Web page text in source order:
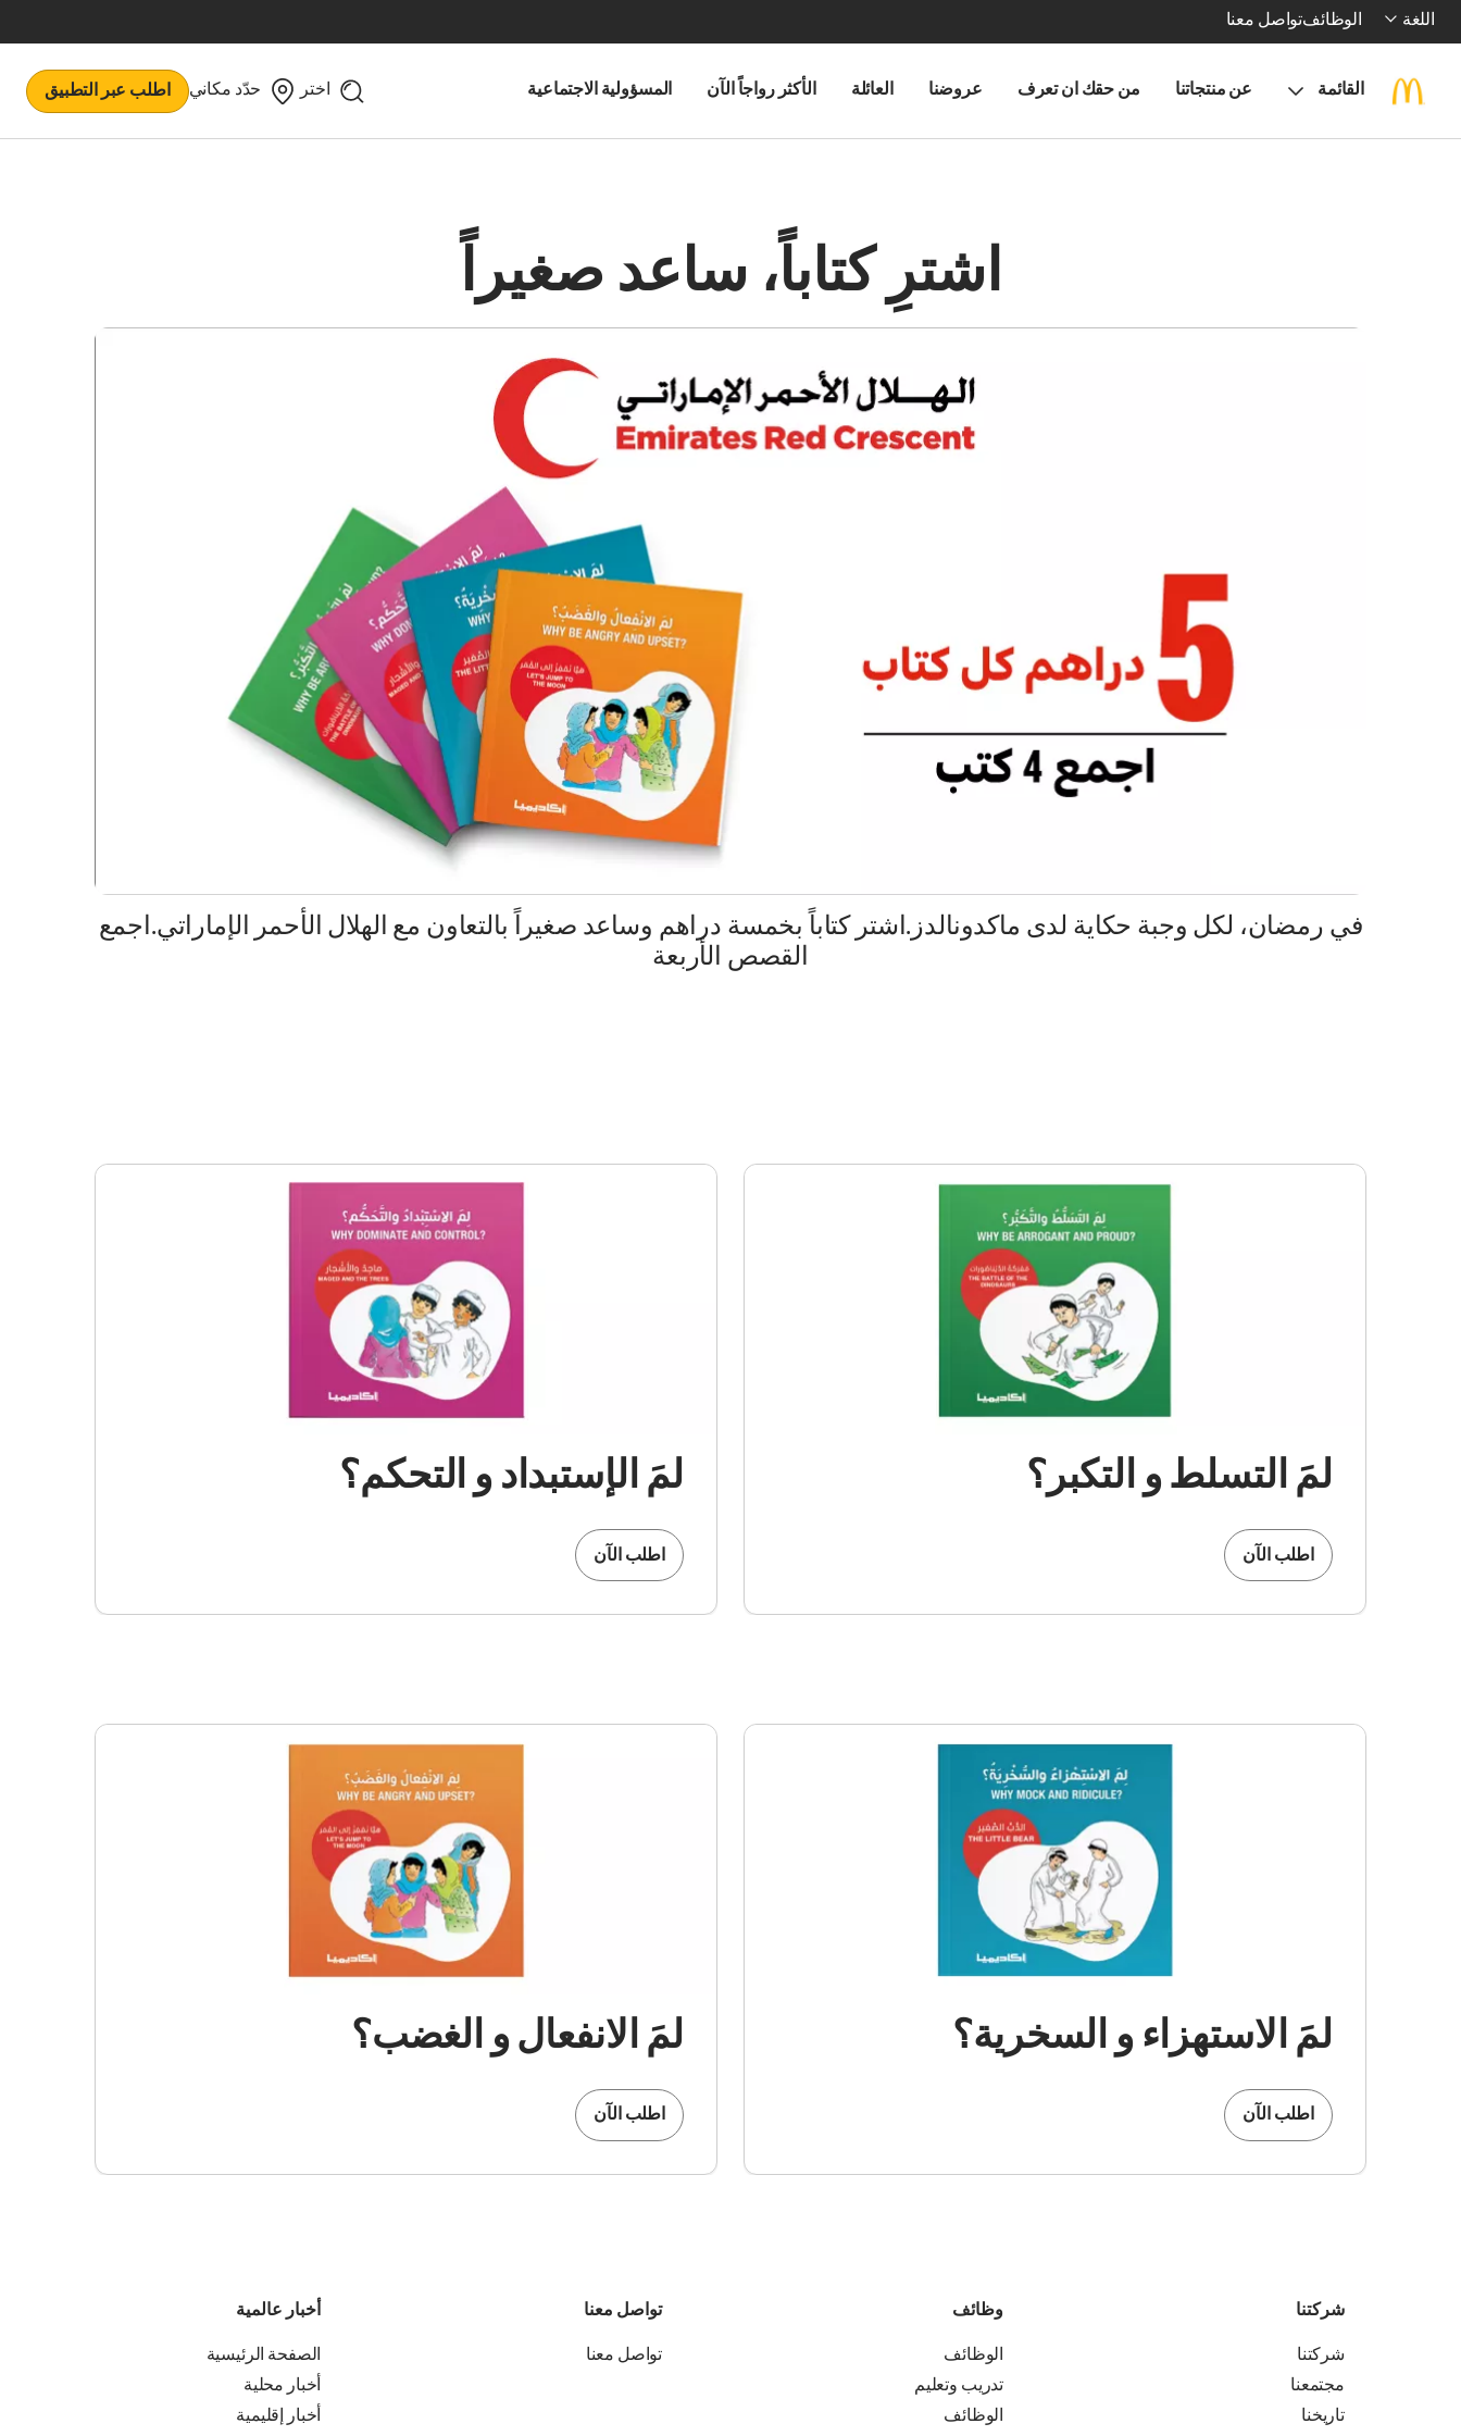
اللغة الوظائفتواصل معنا
القائمة عن منتجاتنا من حقك ان تعرف عروضنا العائلة الأكثر رواجاً الآن المسؤولية الاجتماعية اختر حدّد مكاني اطلب عبر التطبيق
اشترِ كتاباً، ساعد صغيراً
في رمضان، لكل وجبة حكاية لدى ماكدونالدز.اشتر كتاباً بخمسة دراهم وساعد صغيراً بالتعاون مع الهلال الأحمر الإماراتي.اجمع
القصص الأربعة
لمَ الإستبداد و التحكم؟
اطلب الآن
لمَ التسلط و التكبر؟
اطلب الآن
لمَ الانفعال و الغضب؟
اطلب الآن
لمَ الاستهزاء و السخرية؟
اطلب الآن
شركتنا
شركتنا
مجتمعنا
تاريخنا
وظائف
الوظائف
تدريب وتعليم
الوظائف
تواصل معنا
تواصل معنا
أخبار عالمية
الصفحة الرئيسية
أخبار محلية
أخبار إقليمية